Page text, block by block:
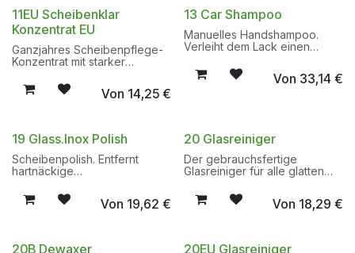
im Showroom bzw. Gallerie
formuliert und hinterlässt bei
Kontamination mit dem Boden
keine Flecken.
11EU Scheibenklar
Konzentrat EU
Ganzjahres Scheibenpflege-
Konzentrat mit starker
insbesondere bei hohen
MinustemperaturenVon 14,25€
13 Car Shampoo
Manuelles Handshampoo.
Verleiht dem Lack einen
Reinigungskraft.
Wachsschonend. Von 33,14 €
19 Glass.Inox Polish
Scheibenpolish. Entfernt
hartnäckige
Farbnebel und
Silikonrückstände auf der
Von 19,62 €
20 Glasreiniger
Der gebrauchsfertige
Glasreiniger für alle glatten
Gebäuden etc. Entfernt
mühelos hartnäckige
Von 18,29 €
20B Dewaxer 20EU Glasreiniger